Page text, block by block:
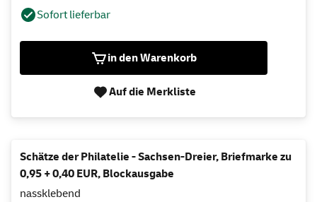
Sofort lieferbar
in den Warenkorb
Auf die Merkliste
Schätze der Philatelie - Sachsen-Dreier, Briefmarke zu
0,95 + 0,40 EUR, Blockausgabe
nassklebend